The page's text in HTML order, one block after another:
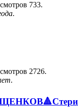
733.
.
2726.
.